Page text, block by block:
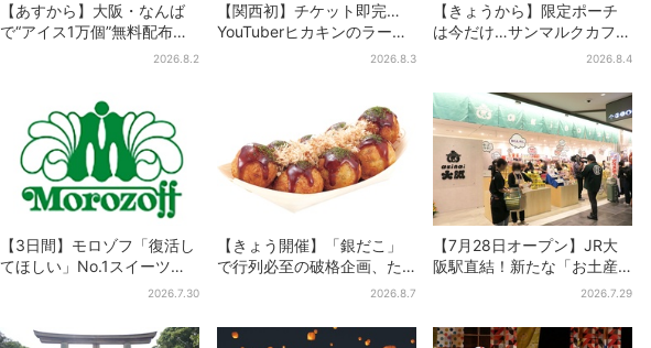
【あすから】大阪・なんば
で“アイス1万個”無料配布…2
日間限定で、ロッテの人気
2026.8.2
【関西初】チケット即完…
YouTuberヒカキンのラーメ
ン店「みそきん」が大阪上
2026.8.3
【きょうから】限定ポーチ
は今だけ…サンマルクカフェ
初の「夏福袋」、実質無料
2026.8.4
【3日間】モロゾフ「復活し
てほしい」No.1スイーツ、2
万3865票から選ばれた名作
2026.7.30
【きょう開催】「銀だこ」
で行列必至の破格企画、た
こ焼き1舟が88円に「今年こ
2026.8.7
【7月28日オープン】JR大
阪駅直結！新たな「お土産
ショップ」、銘菓バラ売り
2026.7.29